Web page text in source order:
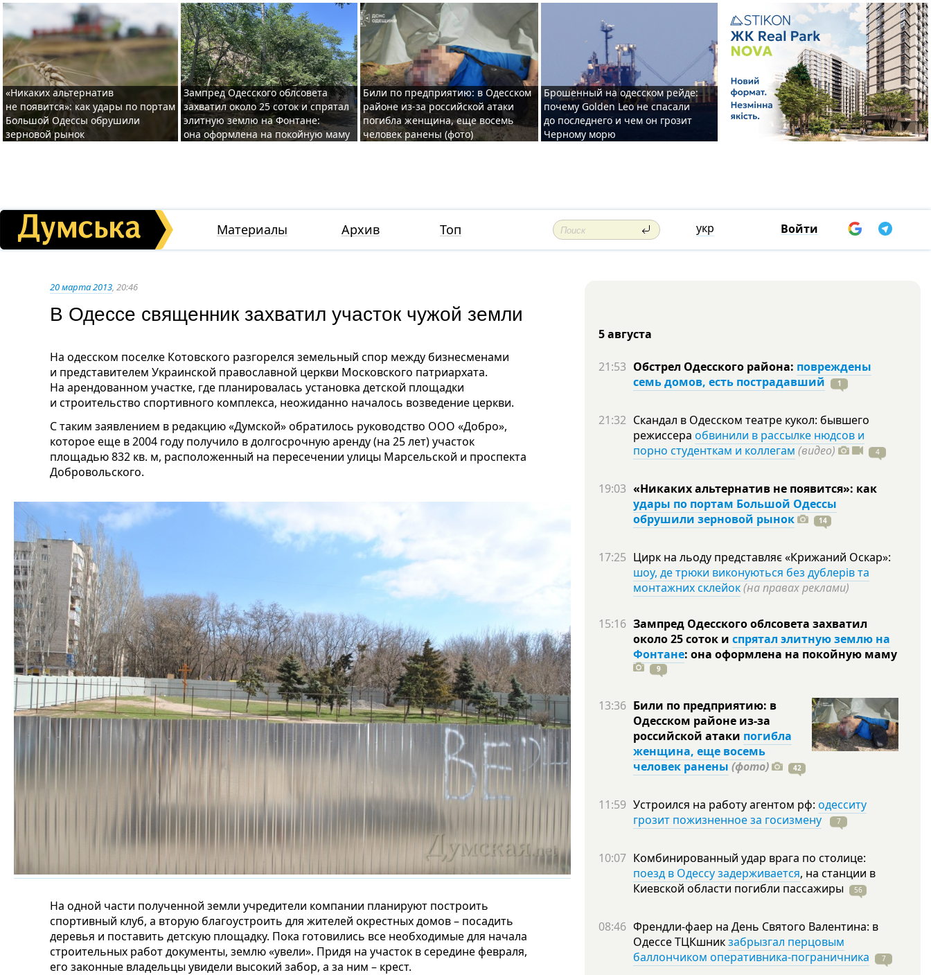
«Никаких альтернатив
не появится»: как удары по портам
Большой Одессы обрушили
зерновой рынок
Зампред Одесского облсовета
захватил около 25 соток и спрятал
элитную землю на Фонтане:
она оформлена на покойную маму
Били по предприятию: в Одесском
районе из-за российской атаки
погибла женщина, еще восемь
человек ранены (фото)
Брошенный на одесском рейде:
почему Golden Leo не спасали
до последнего и чем он грозит
Черному морю
Материалы Архив Топ укр Войти
20 марта 2013, 20:46
В Одессе священник захватил участок чужой земли
На одесском поселке Котовского разгорелся земельный спор между бизнесменами
и представителем Украинской православной церкви Московского патриархата.
На арендованном участке, где планировалась установка детской площадки
и строительство спортивного комплекса, неожиданно началось возведение церкви.
С таким заявлением в редакцию «Думской» обратилось руководство ООО «Добро»,
которое еще в 2004 году получило в долгосрочную аренду (на 25 лет) участок
площадью 832 кв. м, расположенный на пересечении улицы Марсельской и проспекта
Добровольского.
На одной части полученной земли учредители компании планируют построить
спортивный клуб, а вторую благоустроить для жителей окрестных домов – посадить
деревья и поставить детскую площадку. Пока готовились все необходимые для начала
строительных работ документы, землю «увели». Придя на участок в середине февраля,
его законные владельцы увидели высокий забор, а за ним – крест.
5 августа
21:53 Обстрел Одесского района: повреждены
семь домов, есть пострадавший
1
21:32 Скандал в Одесском театре кукол: бывшего
режиссера обвинили в рассылке нюдсов и
порно студенткам и коллегам (видео) 4
19:03 «Никаких альтернатив не появится»: как
удары по портам Большой Одессы
обрушили зерновой рынок
14
17:25 Цирк на льоду представляє «Крижаний Оскар»:
шоу, де трюки виконуються без дублерів та
монтажних склейок(на правах реклами)
15:16 Зампред Одесского облсовета захватил
около 25 соток и спрятал элитную землю на
Фонтане: она оформлена на покойную маму
9
13:36 Били по предприятию: в
Одесском районе из-за
российской атаки погибла
женщина, еще восемь
человек ранены (фото) 42
11:59 Устроился на работу агентом рф: одесситу
грозит пожизненное за госизмену
7
10:07 Комбинированный удар врага по столице:
поезд в Одессу задерживается, на станции в
Киевской области погибли пассажиры 56
08:46 Френдли-фаер на День Святого Валентина: в
Одессе ТЦКшникзабрызгал перцовым
баллончиком оперативника-пограничника
7